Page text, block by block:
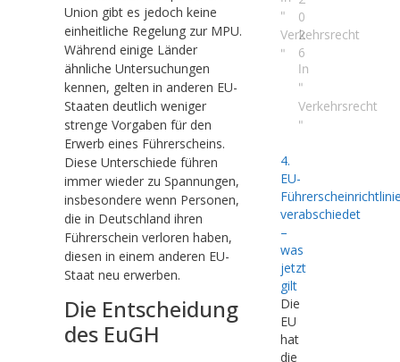
Union gibt es jedoch keine
einheitliche Regelung zur MPU.
Während einige Länder
ähnliche Untersuchungen
kennen, gelten in anderen EU-
Staaten deutlich weniger
strenge Vorgaben für den
Erwerb eines Führerscheins.
Diese Unterschiede führen
immer wieder zu Spannungen,
insbesondere wenn Personen,
die in Deutschland ihren
Führerschein verloren haben,
diesen in einem anderen EU-
Staat neu erwerben.
Die Entscheidung
des EuGH
"
Verkehrsrecht
"
0
2
6
In
"
Verkehrsrecht
"
4.
EU-
verabschiedet
–
was
jetzt
gilt
Die
EU
hat
die